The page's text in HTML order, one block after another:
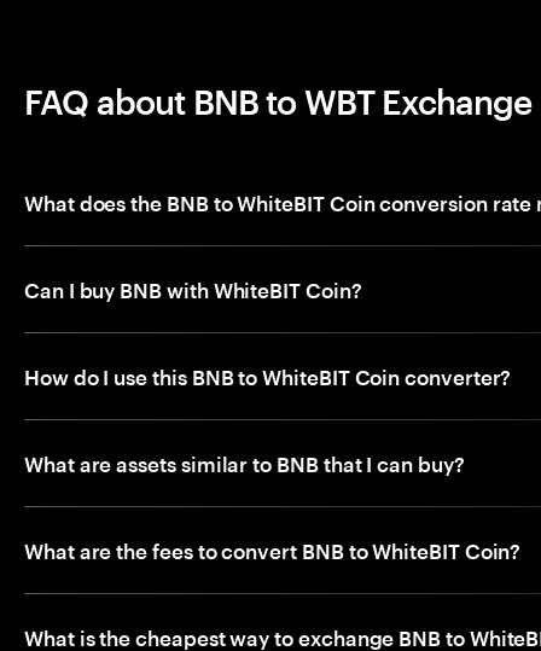
FAQ about BNB to WBT Exchange
What does the BNB to WhiteBIT Coin conversion rate
Can I buy BNB with WhiteBIT Coin?
How do I use this BNB to WhiteBIT Coin converter?
What are assets similar to BNB that I can buy?
What are the fees to convert BNB to WhiteBIT Coin?
What is the cheapest way to exchange BNB to